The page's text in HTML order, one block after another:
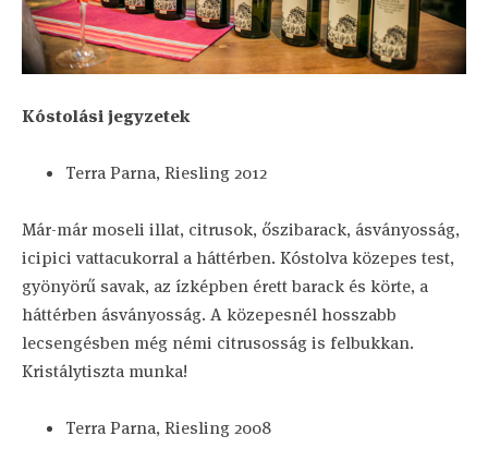
Kóstolási jegyzetek
Terra Parna, Riesling 2012
Már-már moseli illat, citrusok, őszibarack, ásványosság,
icipici vattacukorral a háttérben. Kóstolva közepes test,
gyönyörű savak, az ízképben érett barack és körte, a
háttérben ásványosság. A közepesnél hosszabb
lecsengésben még némi citrusosság is felbukkan.
Kristálytiszta munka!
Terra Parna, Riesling 2008